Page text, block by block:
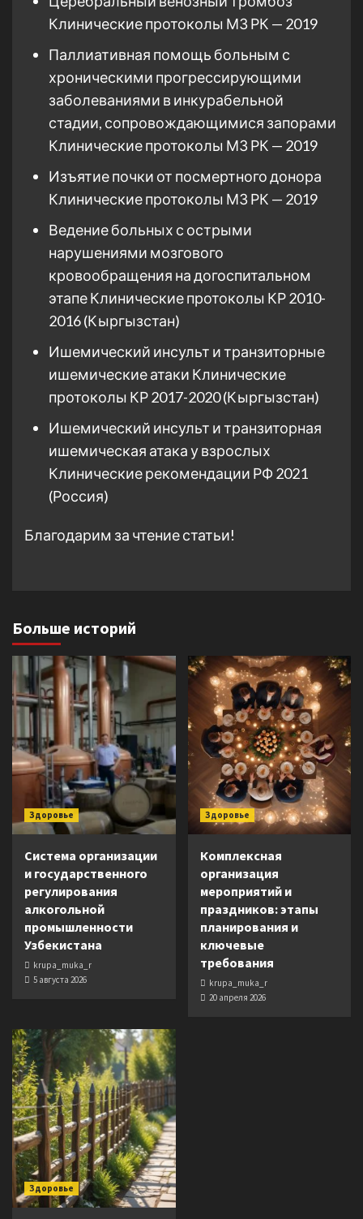
Клинические протоколы МЗ РК — 2019
Паллиативная помощь больным с
хроническими прогрессирующими
заболеваниями в инкурабельной
стадии, сопровождающимися запорами
Клинические протоколы МЗ РК — 2019
Изъятие почки от посмертного донора
Клинические протоколы МЗ РК — 2019
Ведение больных с острыми
нарушениями мозгового
кровообращения на догоспитальном
этапе Клинические протоколы КР 2010-
2016 (Кыргызстан)
Ишемический инсульт и транзиторные
ишемические атаки Клинические
протоколы КР 2017-2020 (Кыргызстан)
Ишемический инсульт и транзиторная
ишемическая атака у взрослых
Клинические рекомендации РФ 2021
(Россия)
Благодарим за чтение статьи!
Больше историй
Здоровье
Система организации
и государственного
регулирования
алкогольной
промышленности
Узбекистана
krupa_muka_r
5 августа 2026
Здоровье
Комплексная
организация
мероприятий и
праздников: этапы
планирования и
ключевые
требования
krupa_muka_r
20 апреля 2026
Здоровье